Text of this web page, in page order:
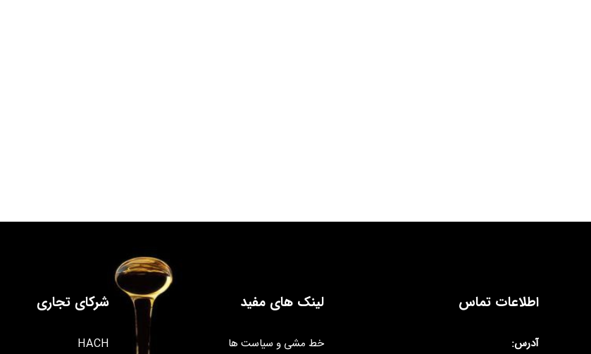
اطلاعات تماس
آدرس:
لینک های مفید
خط مشی و سیاست ها
شرکای تجاری
HACH